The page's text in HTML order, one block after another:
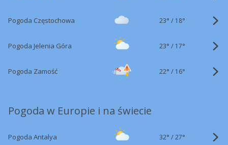
Pogoda Częstochowa 23° / 18°
Pogoda Jelenia Góra 23° / 17°
Pogoda Zamość 22° / 16°
Pogoda w Europie i na świecie
Pogoda Antalya 32° /27°